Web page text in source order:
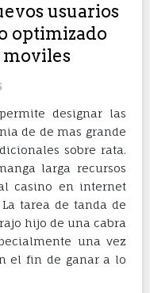
usuarios
optimizado
moviles
designar las
de de mas grande
sobre rata.
larga recursos
casino en internet
tarea de tanda de
hijo de una cabra
una vez
el fin de ganar a lo